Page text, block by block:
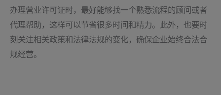
办理营业许可证时，最好能够找一个熟悉流程的顾问或者
代理帮助，这样可以节省很多时间和精力。此外，也要时
刻关注相关政策和法律法规的变化，确保企业始终合法合
规经营。